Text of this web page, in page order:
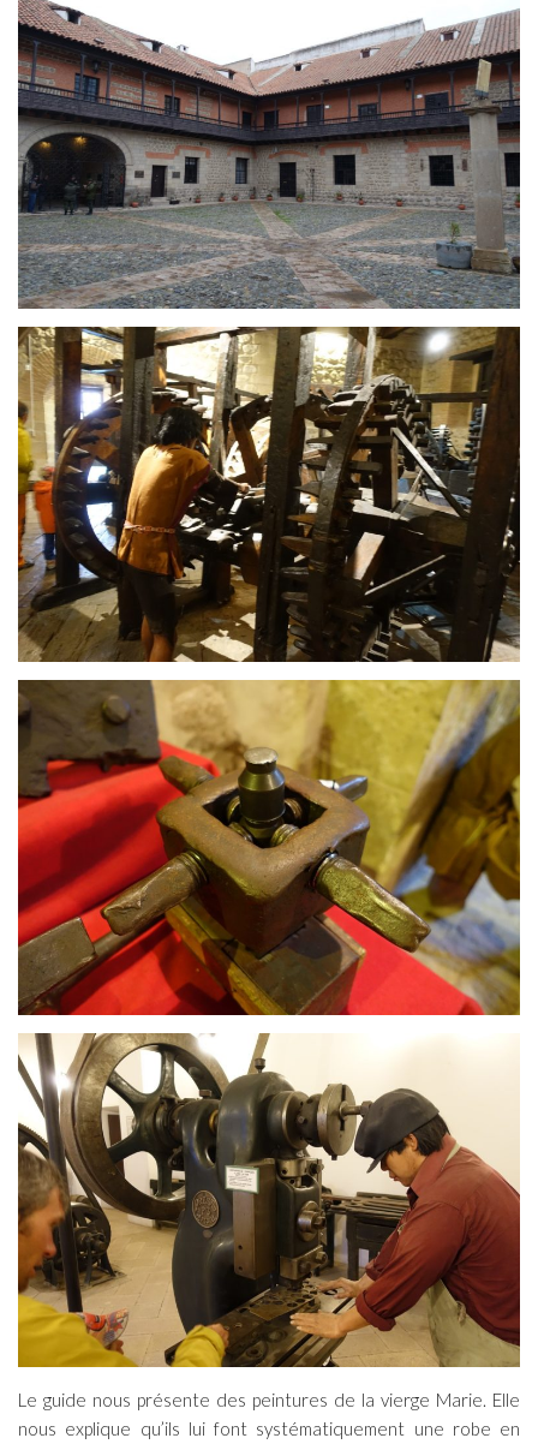
Le guide nous présente des peintures de la vierge Marie. Elle
nous explique qu’ils lui font systématiquement une robe en